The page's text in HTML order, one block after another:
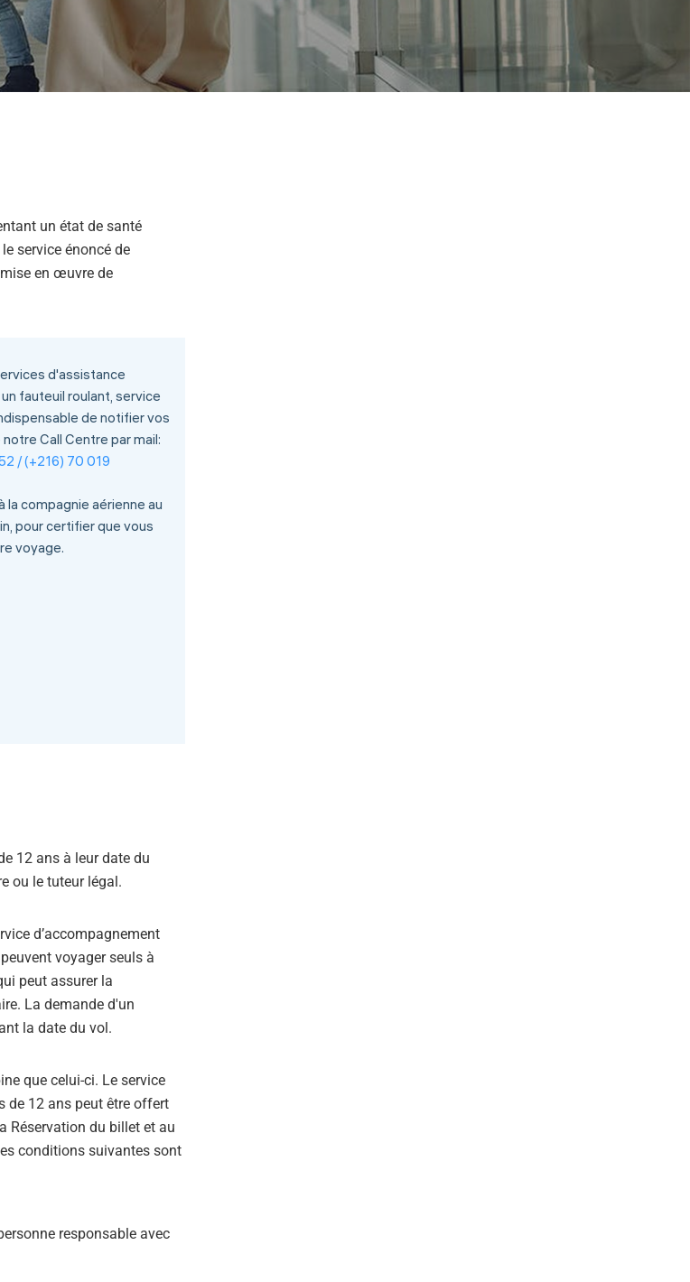
un état de santé
service énoncé de
en œuvre de
d'assistance
fauteuil roulant, service
de notifier vos
Call Centre par mail:
/ (+216) 70 019
compagnie aérienne au
pour certifier que vous
voyage.
12 ans à leur date du
ou le tuteur légal.
d’accompagnement
voyager seuls à
peut assurer la
La demande d'un
la date du vol.
que celui-ci. Le service
de 12 ans peut être offert
Réservation du billet et au
conditions suivantes sont
responsable avec